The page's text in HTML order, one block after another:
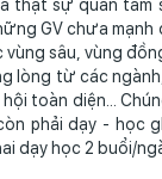
thật sự quan tâm
GV chưa
sâu, vùng
lòng từ các
toàn diện...
phải dạy - học
dạy học 2 buổi/